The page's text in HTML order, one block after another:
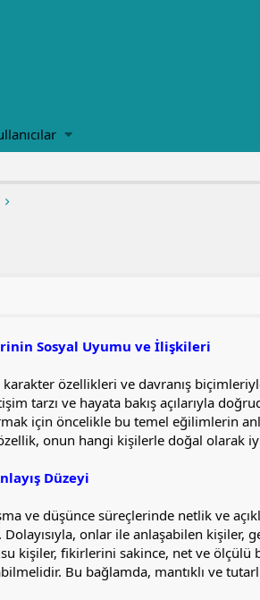
Sosyal Uyumu ve İlişkileri
karakter özellikleri ve davranış
tarzı ve hayata bakış açılarıyla
için öncelikle bu temel eğilimlerin
onun hangi kişilerle doğal olarak
Düzeyi
ve düşünce süreçlerinde netlik ve
Dolayısıyla, onlar ile anlaşabilen
kişiler, fikirlerini sakince, net ve
Bu bağlamda, mantıklı ve